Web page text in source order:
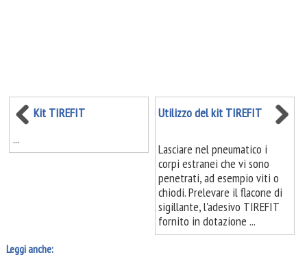
Kit TIREFIT
...
Utilizzo del kit TIREFIT
Lasciare nel pneumatico i
corpi estranei che vi sono
penetrati, ad esempio viti o
chiodi. Prelevare il flacone di
sigillante, l'adesivo TIREFIT
fornito in dotazione ...
Leggi anche: